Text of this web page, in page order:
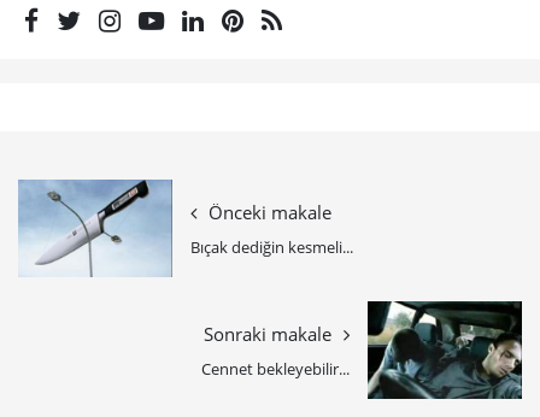
Önceki makale
Bıçak dediğin kesmeli...
Sonraki makale
Cennet bekleyebilir...